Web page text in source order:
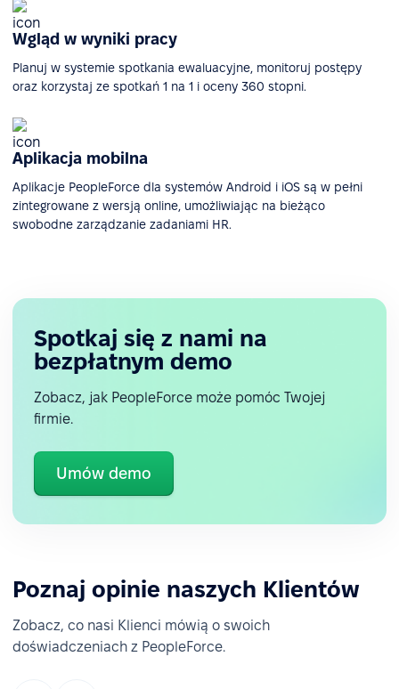
Wgląd w wyniki pracy
Planuj w systemie spotkania ewaluacyjne, monitoruj postępy
oraz korzystaj ze spotkań 1 na 1 i oceny 360 stopni.
Aplikacja mobilna
Aplikacje PeopleForce dla systemów Android i iOS są w pełni
zintegrowane z wersją online, umożliwiając na bieżąco
swobodne zarządzanie zadaniami HR.
Spotkaj się z nami na
bezpłatnym demo
Zobacz, jak PeopleForce może pomóc Twojej
firmie.
Umów demo
Poznaj opinie naszych Klientów
Zobacz, co nasi Klienci mówią o swoich
doświadczeniach z PeopleForce.